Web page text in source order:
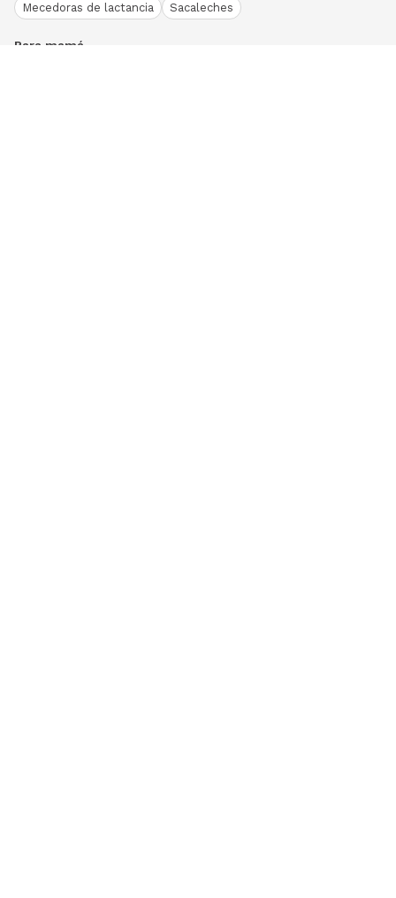
Mecedoras de lactancia
Sacaleches
Para mamá